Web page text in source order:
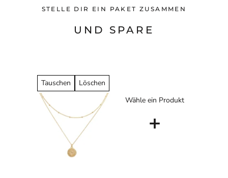
STELLE DIR EIN PAKET ZUSAMMEN
UND SPARE
Tauschen Löschen
Wähle ein Produkt
+